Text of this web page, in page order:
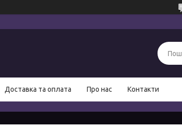
Доставка та оплата Про нас Контакти